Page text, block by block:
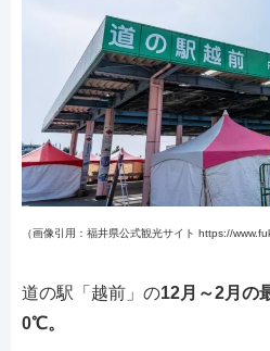
（画像引用：福井県公式観光サイト https://
道の駅「越前」の12月～2月の
0℃。